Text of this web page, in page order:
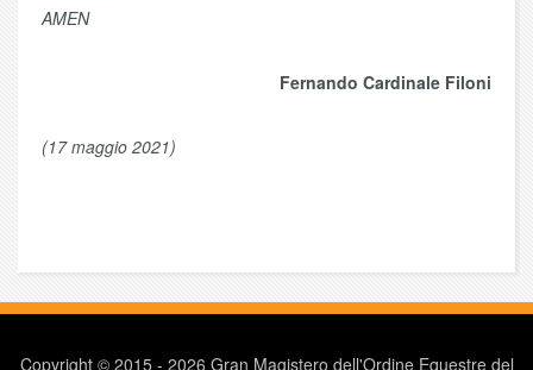
AMEN
Fernando Cardinale Filoni
(17 maggio 2021)
Copyright © 2015 - 2026 Gran Magistero dell'Ordine Equestre del